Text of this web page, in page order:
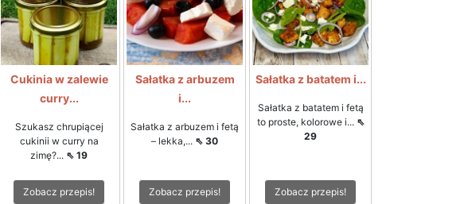
Cukinia w zalewie
curry...
Szukasz chrupiącej
cukinii w curry na
zimę?... ⇖ 19
Zobacz przepis!
Sałatka z arbuzem
i...
Sałatka z arbuzem i fetą
– lekka,... ⇖ 30
Zobacz przepis!
Sałatka z batatem i...
Sałatka z batatem i fetą
to proste, kolorowe i... ⇖
29
Zobacz przepis!